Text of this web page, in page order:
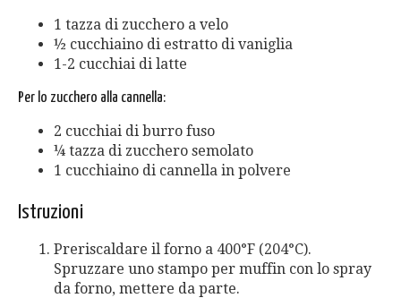
1 tazza di zucchero a velo
½ cucchiaino di estratto di vaniglia
1-2 cucchiai di latte
Per lo zucchero alla cannella:
2 cucchiai di burro fuso
¼ tazza di zucchero semolato
1 cucchiaino di cannella in polvere
Istruzioni
Preriscaldare il forno a 400°F (204°C).
Spruzzare uno stampo per muffin con lo spray
da forno, mettere da parte.